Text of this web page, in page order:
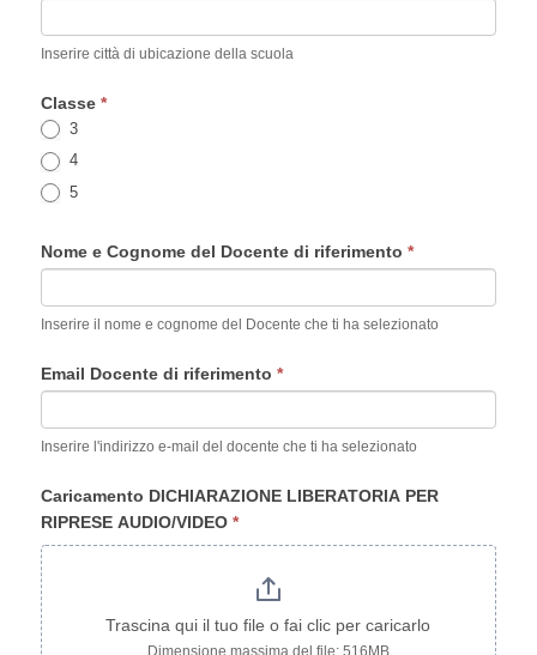
Inserire città di ubicazione della scuola
Classe*
3
4
5
Nome e Cognome del Docente di riferimento*
Inserire il nome e cognome del Docente che ti ha selezionato
Email Docente di riferimento*
Inserire l'indirizzo e-mail del docente che ti ha selezionato
Caricamento DICHIARAZIONE LIBERATORIA PER
RIPRESE AUDIO/VIDEO*
Trascina qui il tuo file o fai clic per caricarlo